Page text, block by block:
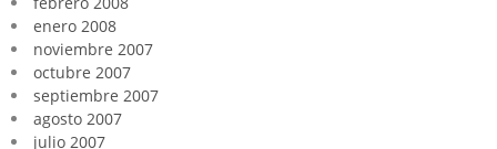
enero 2008
noviembre 2007
octubre 2007
septiembre 2007
agosto 2007
julio 2007